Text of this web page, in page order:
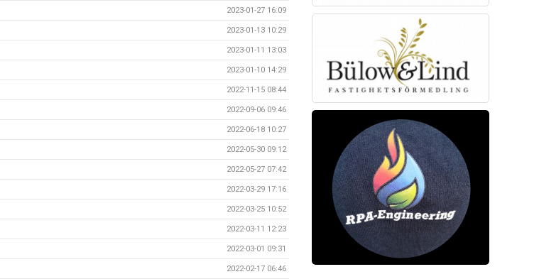
2023-01-27 16:09
2023-01-13 10:29
2023-01-11 13:03
2023-01-10 14:29
2022-11-15 08:44
2022-09-06 09:46
2022-06-18 10:27
2022-05-30 09:12
2022-05-27 07:42
2022-03-29 17:16
2022-03-25 10:52
2022-03-11 12:23
2022-03-01 09:31
2022-02-17 06:46